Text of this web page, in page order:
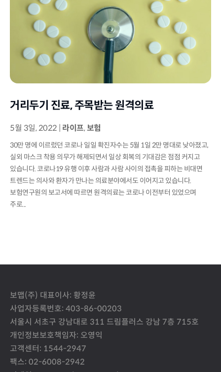
거리두기 진료, 주목받는 원격의료
5월 3일, 2022 라이프,보험
30만 명에 이르렀던 코로나 일일 확진자수는 5월 1일 2만 명대로 낮아졌고,
실외 마스크 착용 의무가 해제되면서 일상 회복의 기대감은 점점 커지고
있습니다. 코로나19 유행 이후 사람과 사람 사이의 접촉을 피하는 비대면
트렌드는 의사와 환자가 만나는 의료분야에서도 이어지고 있습니다.
보험연구원의 보고서에 따르면 원격의료는 코로나 이전부터 있었으며
주로...
보맵(주) 대표이사: 황정윤
사업자등록번호: 403-86-00203
서울시 서초구 강남대로 311 드림플러스 강남 7층 715호
개인정보보호책임자: 오영익
고객센터: 1544-2947
팩스: 02-6008-2942